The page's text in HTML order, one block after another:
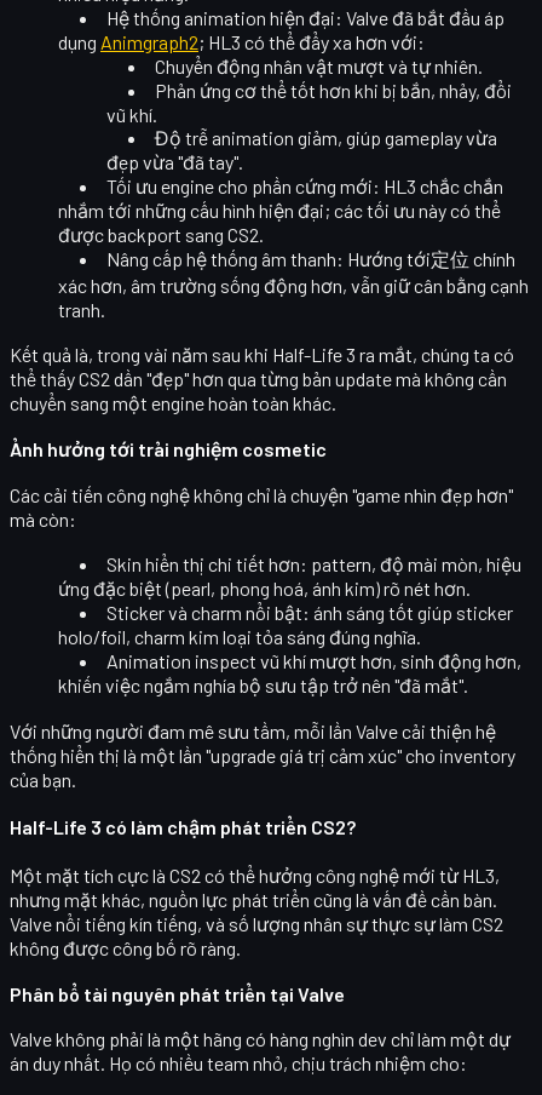
Hệ thống animation hiện đại: Valve đã bắt đầu áp
dụng Animgraph2; HL3 có thể đẩy xa hơn với:
Chuyển động nhân vật mượt và tự nhiên.
Phản ứng cơ thể tốt hơn khi bị bắn, nhảy, đổi
vũ khí.
Độ trễ animation giảm, giúp gameplay vừa
đẹp vừa "đã tay".
Tối ưu engine cho phần cứng mới: HL3 chắc chắn
nhắm tới những cấu hình hiện đại; các tối ưu này có thể
được backport sang CS2.
Nâng cấp hệ thống âm thanh: Hướng tới定位 chính
xác hơn, âm trường sống động hơn, vẫn giữ cân bằng cạnh
tranh.
Kết quả là, trong vài năm sau khi Half-Life 3 ra mắt, chúng ta có
thể thấyCS2 dần "đẹp" hơn qua từng bản update mà không cần
chuyển sang một engine hoàn toàn khác.
Ảnh hưởng tới trải nghiệm cosmetic
Các cải tiến công nghệ không chỉ là chuyện "game nhìn đẹp hơn"
mà còn:
Skin hiển thị chi tiết hơn: pattern, độ mài mòn, hiệu
ứng đặc biệt (pearl, phong hoá, ánh kim) rõ nét hơn.
Sticker và charm nổi bật: ánh sáng tốt giúp sticker
holo/foil, charm kim loại tỏa sáng đúng nghĩa.
Animation inspect vũ khímượt hơn, sinh động hơn,
khiến việc ngắm nghía bộ sưu tập trở nên "đã mắt".
Với những người đam mê sưu tầm, mỗi lần Valve cải thiện hệ
thống hiển thị là một lần "upgrade giá trị cảm xúc"cho inventory
của bạn.
Half-Life 3 có làm chậm phát triển CS2?
Một mặt tích cực là CS2 có thể hưởng công nghệ mới từ HL3,
nhưng mặt khác, nguồn lực phát triển cũng là vấn đề cần bàn.
Valve nổi tiếng kín tiếng, và số lượng nhân sự thực sự làm CS2
không được công bố rõ ràng.
Phân bổ tài nguyên phát triển tại Valve
Valve không phải là một hãng có hàng nghìn dev chỉ làm một dự
án duy nhất. Họ có nhiều team nhỏ, chịu trách nhiệm cho: